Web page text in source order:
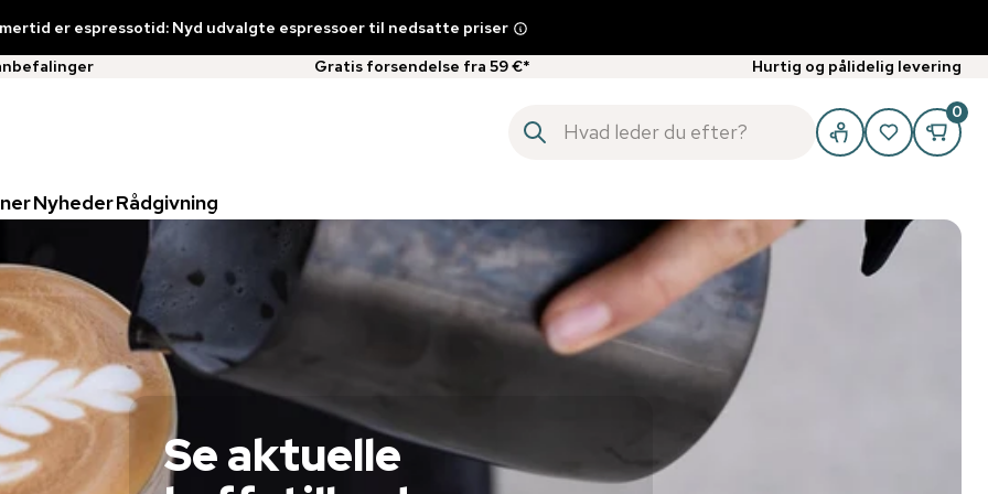
er espressotid: Nyd udvalgte espressoer til nedsatte priser
Gratis forsendelse fra 59 €* Hurtig og pålidelig levering
0
NyhederRådgivning
Se aktuelle